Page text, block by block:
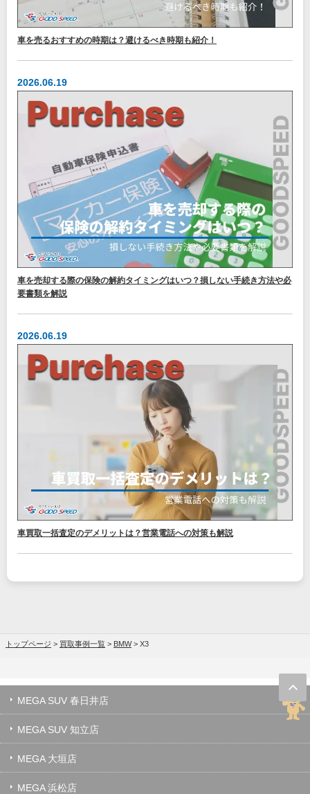
車を売るおすすめの時期は？避けるべき時期も紹介！
2026.06.19
車を売却する際の保険の解約タイミングはいつ？損しない手続き方法や必
要書類を解説
2026.06.19
車買取一括査定のデメリットは？営業電話への対策も解説
トップページ > 買取事例一覧 > BMW> X3
MEGA SUV 春日井店
MEGA SUV 知立店
MEGA 大垣店
MEGA 浜松店